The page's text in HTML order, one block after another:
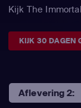
Kijk The
KIJK 30 DAGEN
Aflevering 2: